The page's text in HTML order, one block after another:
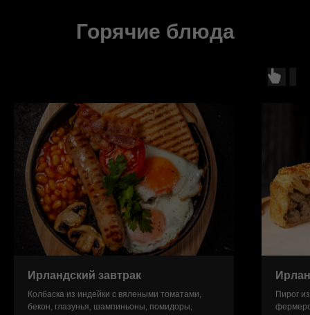
Горячие блюда
Ирландский завтрак
Колбаска из индейки с вялеными томатами,
бекон, глазунья, шампиньоны, помидоры,
Пирог